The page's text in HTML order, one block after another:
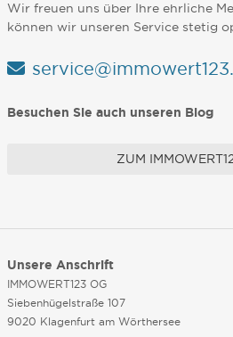
Wir freuen uns über Ihre ehrliche
können wir unseren Service stetig
Besuchen Sie auch unseren Blog
ZUM
Unsere Anschrift
IMMOWERT123 OG
Siebenhügelstraße 107
9020 Klagenfurt am Wörthersee